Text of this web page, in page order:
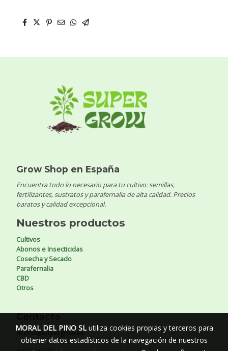
Grow Shop en España
Encuentra todo lo necesario para tu cultivo: semillas,
fertilizantes, sustratos y parafernalia de alta calidad. Precios
baratos y calidad excepcional.
Nuestros productos
Cultivos
Abonos e Insecticidas
Cosecha y Secado
Parafernalia
CBD
Otros
Contacto
✉ info@supergrow.es
MORAL DEL PINO SLutiliza cookies propias y terceros para
obtener datos estadísticos de la navegación de nuestros